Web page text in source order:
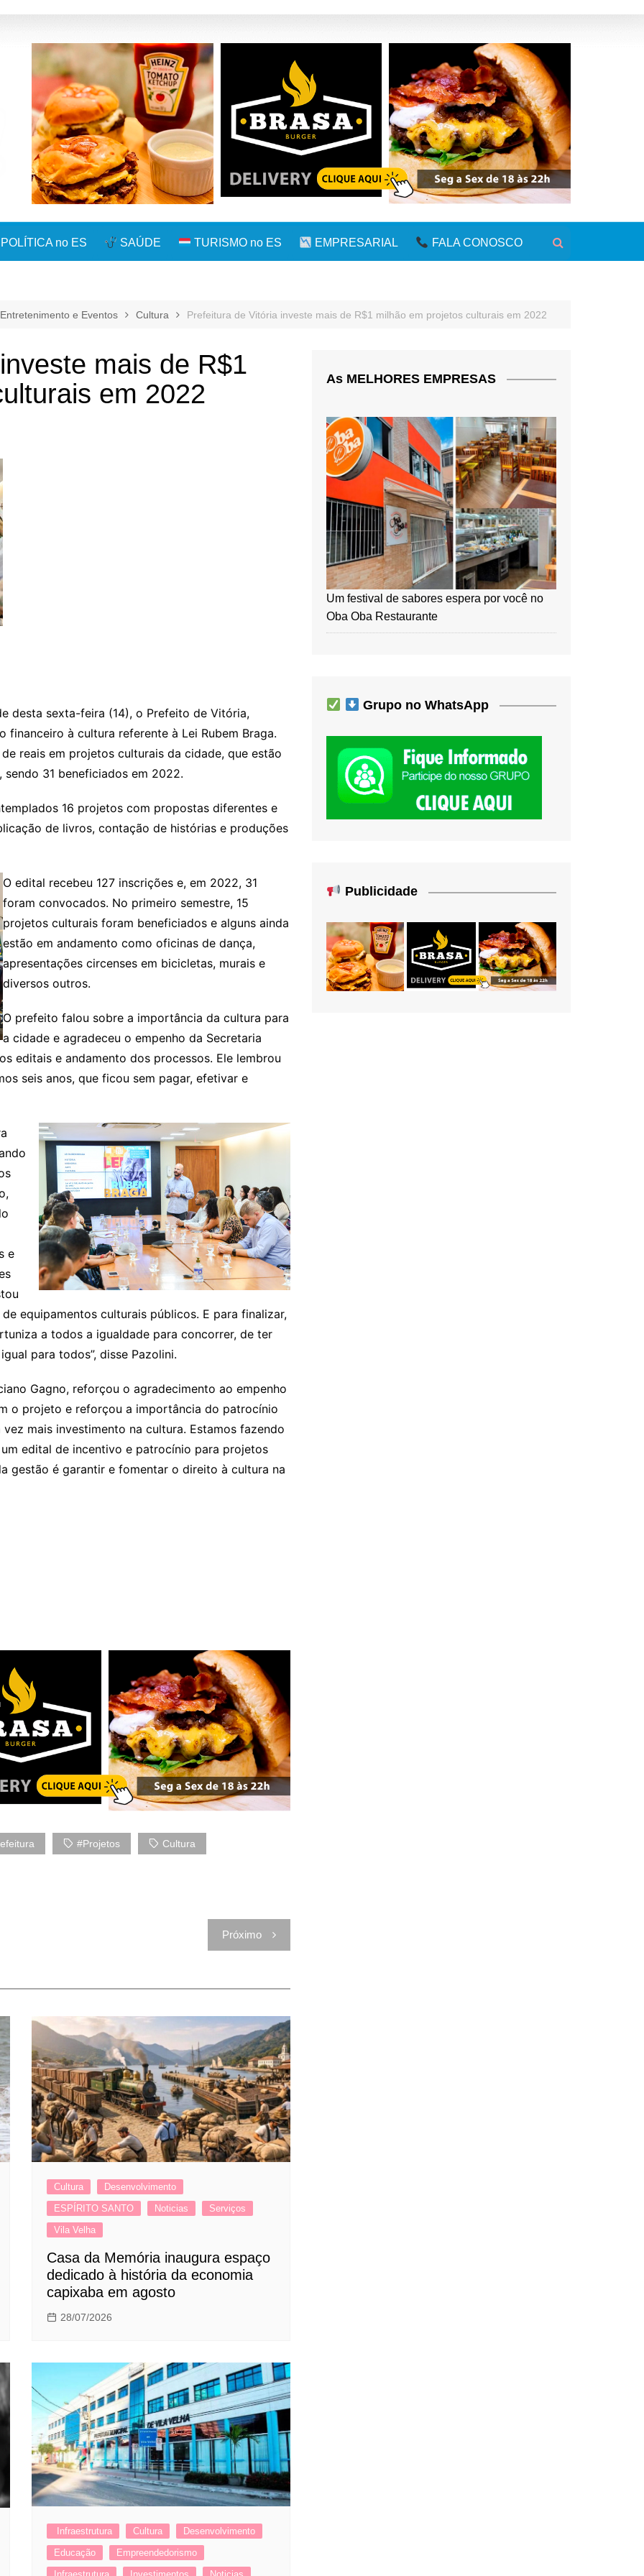
POLÍTICA no ES SAÚDE TURISMO no ES EMPRESARIAL FALA CONOSCO
Entretenimento e Eventos Cultura Prefeitura de Vitória investe mais de R$1 milhão em projetos culturais em 2022
mais de R$1
em 2022
desta sexta-feira (14), o Prefeito de Vitória,
à cultura referente à Lei Rubem Braga.
reais em projetos culturais da cidade, que estão
31 beneficiados em 2022.
16 projetos com propostas diferentes e
de livros, contação de histórias e produções
O edital recebeu 127 inscrições e, em 2022, 31
foram convocados. No primeiro semestre, 15
projetos culturais foram beneficiados e alguns ainda
estão em andamento como oficinas de dança,
apresentações circenses em bicicletas, murais e
diversos outros.
O prefeito falou sobre a importância da cultura para
a cidade e agradeceu o empenho da Secretaria
editais e andamento dos processos. Ele lembrou
seis anos, que ficou sem pagar, efetivar e
e
equipamentos culturais públicos. E para finalizar,
a todos a igualdade para concorrer, de ter
para todos”, disse Pazolini.
Gagno, reforçou o agradecimento ao empenho
o projeto e reforçou a importância do patrocínio
mais investimento na cultura. Estamos fazendo
edital de incentivo e patrocínio para projetos
gestão é garantir e fomentar o direito à cultura na
#Projetos Cultura
Próximo
Cultura
Desenvolvimento
ESPÍRITO SANTO
Noticias
Serviços
Vila Velha
Casa da Memória inaugura espaço
dedicado à história da economia
capixaba em agosto
28/07/2026
Infraestrutura Cultura
Desenvolvimento
Educação
Empreendedorismo
As MELHORES EMPRESAS
Um festival de sabores espera por você no
Oba Oba Restaurante
Grupo no WhatsApp
Publicidade